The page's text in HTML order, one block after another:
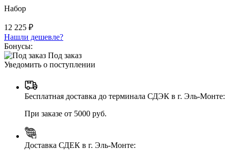
Набор
12 225 ₽
Нашли дешевле?
Бонусы:
Под заказ
Уведомить о поступлении
Бесплатная доставка до терминала СДЭК в г. Эль-Монте:
При заказе от 5000 руб.
Доставка СДЕК в г. Эль-Монте: